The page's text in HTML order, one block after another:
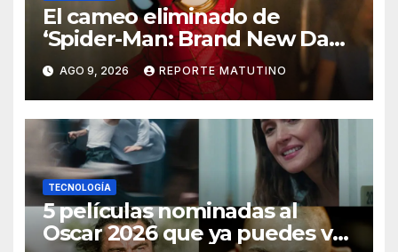
El cameo eliminado de
‘Spider-Man: Brand New Day’
que ha enfadado a los fans
AGO 9, 2026 REPORTE MATUTINO
TECNOLOGÍA
5 películas nominadas al
Oscar 2026 que ya puedes ver